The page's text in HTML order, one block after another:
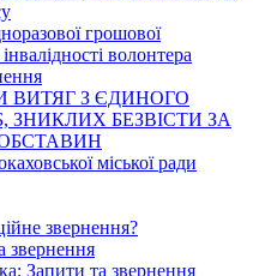
грошової
волонтера
ВИТЯГ З ЄДИНОГО
ЗНИКЛИХ БЕЗВІСТИ ЗА
міської ради
звернення?
звернення
Запити та звернення